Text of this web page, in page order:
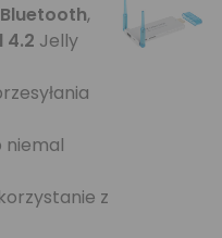
,
4.2 Jelly
niemal
z